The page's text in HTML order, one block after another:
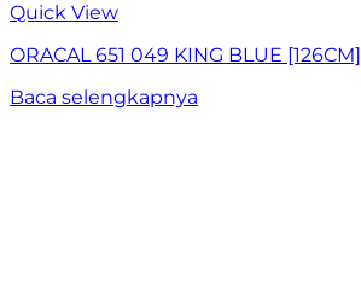
Quick View
ORACAL 651 049 KING BLUE [126CM]
Baca selengkapnya